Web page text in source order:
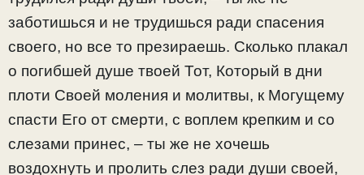
заботишься и не трудишься ради спасения
своего, но все то презираешь. Сколько плакал
о погибшей душе твоей Тот, Который в дни
плоти Своей моления и молитвы, к Могущему
спасти Его от смерти, с воплем крепким и со
слезами принес, – ты же не хочешь
воздохнуть и пролить слез ради души своей,